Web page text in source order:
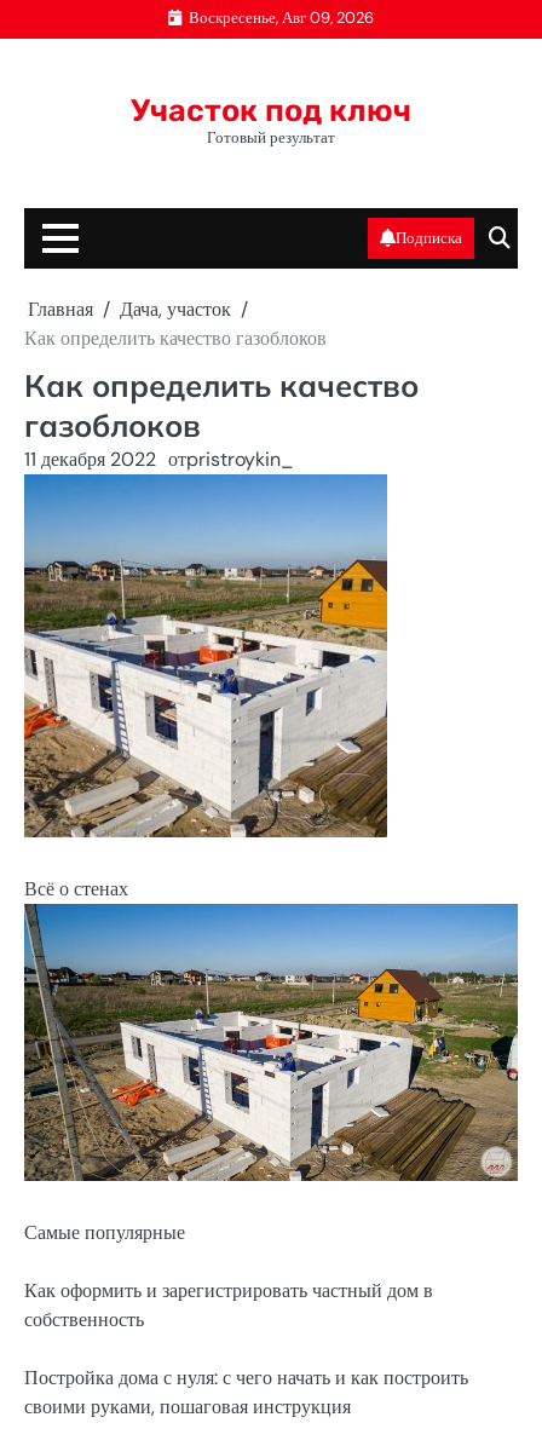
к
Воскресенье, Авг 09, 2026
Участок под ключ
Готовый результат
Подписка
Главная
Дача, участок
Как определить качество газоблоков
Как определить качество
газоблоков
11 декабря 2022 отpristroykin_
Всё о стенах
Самые популярные
Как оформить и зарегистрировать частный дом в
собственность
Постройка дома с нуля: с чего начать и как построить
своими руками, пошаговая инструкция